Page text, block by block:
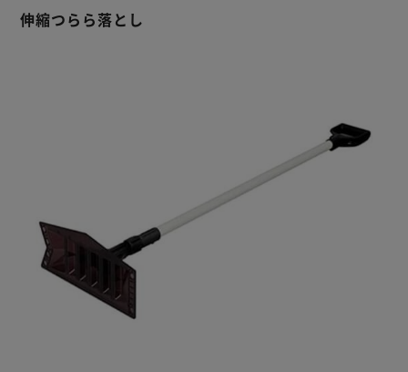
伸縮つらら落とし
カートに入れる